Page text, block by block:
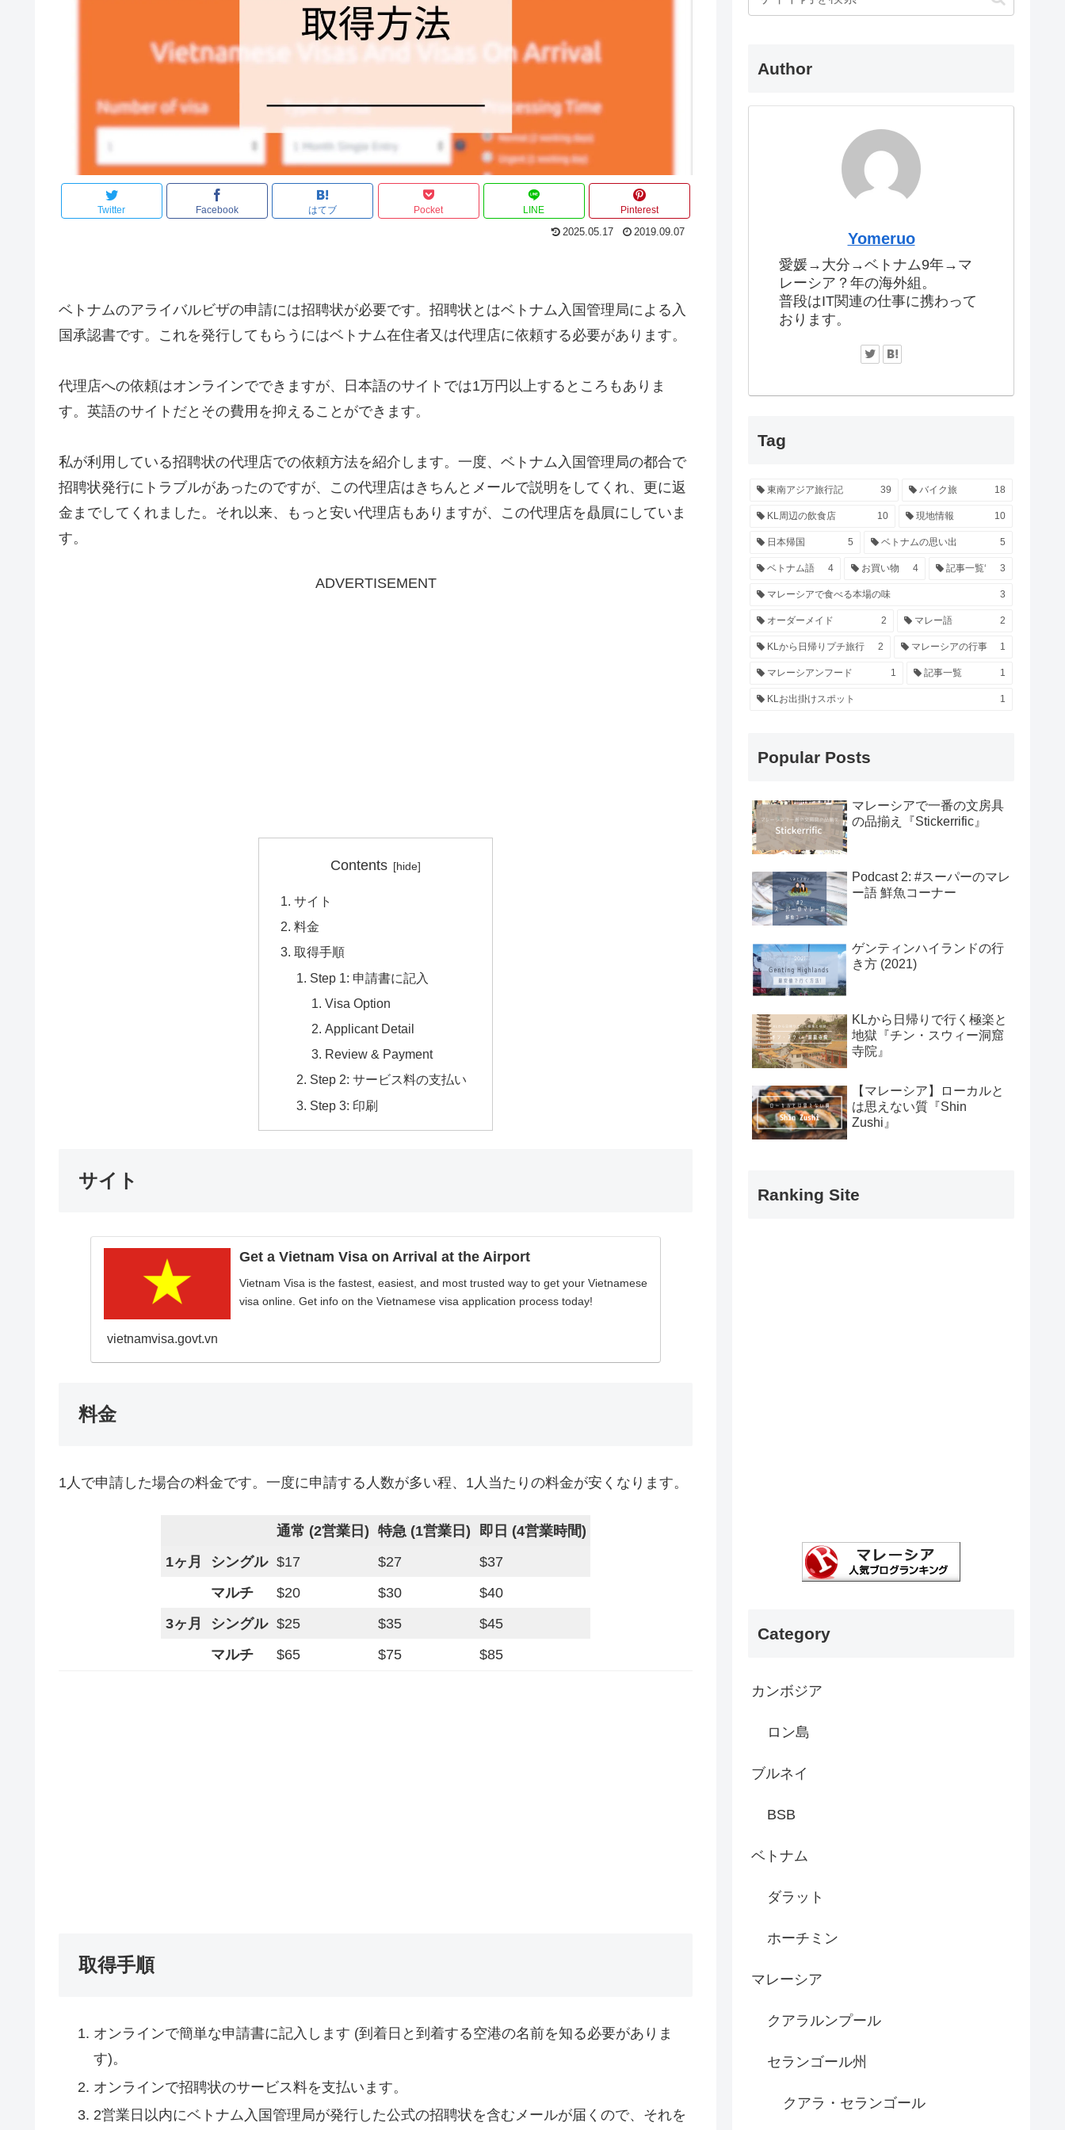
Twitter Facebook はてブ Pocket LINE Pinterest
2025.05.17 2019.09.07
ベトナムのアライバルビザの申請には招聘状が必要です。招聘状とはベトナム入国管理局による入
国承認書です。これを発行してもらうにはベトナム在住者又は代理店に依頼する必要があります。
代理店への依頼はオンラインでできますが、日本語のサイトでは1万円以上するところもありま
す。英語のサイトだとその費用を抑えることができます。
私が利用している招聘状の代理店での依頼方法を紹介します。一度、ベトナム入国管理局の都合で
招聘状発行にトラブルがあったのですが、この代理店はきちんとメールで説明をしてくれ、更に返
金までしてくれました。それ以来、もっと安い代理店もありますが、この代理店を贔屓にしていま
す。
ADVERTISEMENT
Contents
サイト
料金
取得手順
Step 1: 申請書に記入
Visa Option
Applicant Detail
Review & Payment
Step 2: サービス料の支払い
Step 3: 印刷
サイト
Get a Vietnam Visa on Arrival at the Airport
Vietnam Visa is the fastest, easiest, and most trusted way to get your Vietnamese
visa online. Get info on the Vietnamese visa application process today!
vietnamvisa.govt.vn
料金
1人で申請した場合の料金です。一度に申請する人数が多い程、1人当たりの料金が安くなります。
通常 (2営業日) 特急 (1営業日)
即日 (4営業時間)
1ヶ月
シングル $17 $27
$37
マルチ
$20 $30
$40
3ヶ月
シングル $25 $35
$45
マルチ
$65 $75 $85
取得手順
オンラインで簡単な申請書に記入します (到着日と到着する空港の名前を知る必要がありま
す)。
オンラインで招聘状のサービス料を支払います。
2営業日以内にベトナム入国管理局が発行した公式の招聘状を含むメールが届くので、それを
Author
Yomeruo
愛媛→大分→ベトナム9年→マ
レーシア？年の海外組。
普段はIT関連の仕事に携わって
おります。
Tag
東南アジア旅行記 39 バイク旅 18
KL周辺の飲食店 10 現地情報 10
日本帰国 5 ベトナムの思い出 5
ベトナム語 4 お買い物 4 記事一覧‘ 3
マレーシアで食べる本場の味 3
オーダーメイド 2 マレー語 2
KLから日帰りプチ旅行 2 マレーシアの行事 1
マレーシアンフード 1 記事一覧 1
KLお出掛けスポット 1
Popular Posts
マレーシアで一番の文房具
の品揃え『Stickerrific』
Podcast 2: #スーパーのマレ
ー語 鮮魚コーナー
ゲンティンハイランドの行
き方 (2021)
KLから日帰りで行く極楽と
地獄『チン・スウィー洞窟
寺院』
【マレーシア】ローカルと
は思えない質『Shin
Zushi』
Ranking Site
Category
カンボジア
ロン島
ブルネイ
BSB
ベトナム
ダラット
ホーチミン
マレーシア
クアラルンプール
セランゴール州
クアラ・セランゴール